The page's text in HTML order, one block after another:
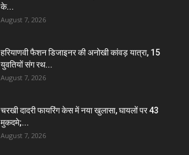
के...
August 7, 2026
हरियाणवी फैशन डिजाइनर की अनोखी कांवड़ यात्रा, 15
युवतियों संग रथ...
August 7, 2026
चरखी दादरी फायरिंग केस में नया खुलासा, घायलों पर 43
मुकदमे;...
August 7, 2026